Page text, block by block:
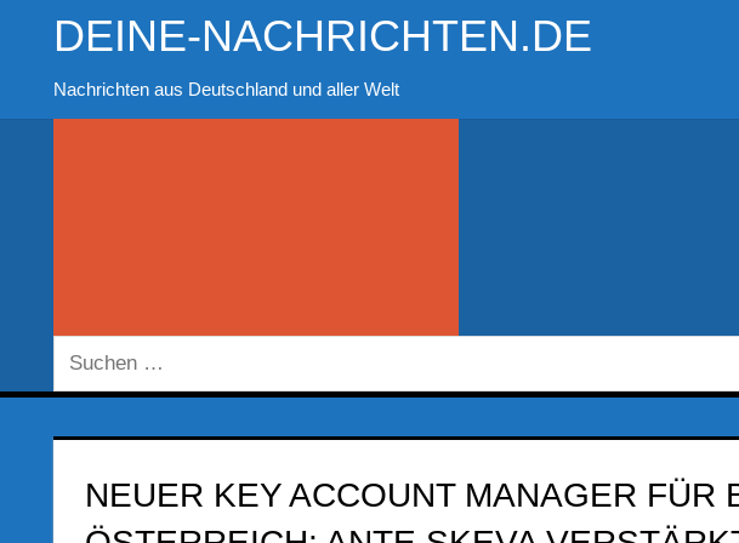
springen
DEINE-NACHRICHTEN.DE
Nachrichten aus Deutschland und aller Welt
Suchen
nach:
NEUER KEY ACCOUNT MANAGER FÜR